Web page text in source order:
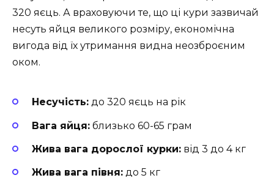
320 яєць. А враховуючи те, що ці кури зазвичай
несуть яйця великого розміру, економічна
вигода від їх утримання видна неозброєним
оком.
Несучість: до 320 яєць на рік
Вага яйця: близько 60-65 грам
Жива вага дорослої курки: від 3 до 4 кг
Жива вага півня: до 5 кг